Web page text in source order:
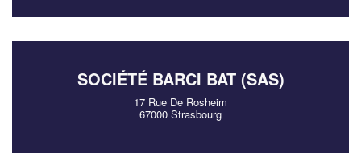
SOCIÉTÉ BARCI BAT (SAS)
17 Rue De Rosheim
67000 Strasbourg